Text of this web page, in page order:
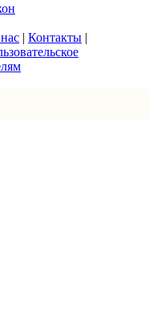
| Контакты |